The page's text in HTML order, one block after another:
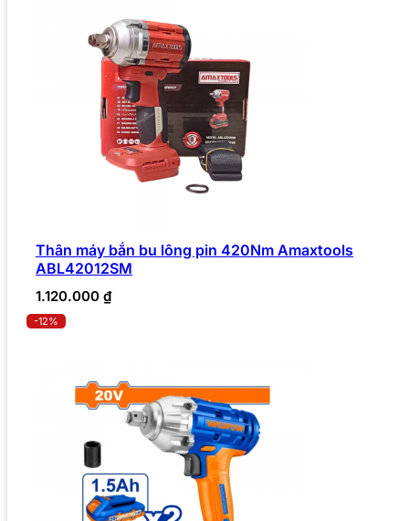
Thân máy bắn bu lông pin 420Nm Amaxtools
ABL42012SM
1.120.000 ₫
-12%